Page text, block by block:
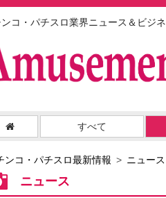
コ・パチスロ業界ニュース＆ビジ
すべて
ンコ・パチスロ最新情報 ニュース
ニュース